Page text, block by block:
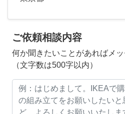
ご依頼相談内容
何か聞きたいことがあればメ
（文字数は500字以内）